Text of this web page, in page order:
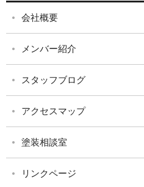
会社概要
メンバー紹介
スタッフブログ
アクセスマップ
塗装相談室
リンクページ